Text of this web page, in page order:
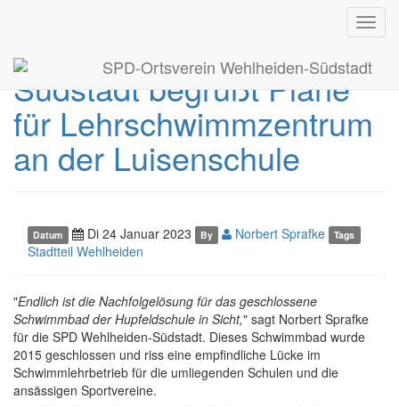
SPD-Ortsverein Wehlheiden-Südstadt
SPD Wehlheiden-
Südstadt begrüßt Pläne
für Lehrschwimmzentrum
an der Luisenschule
Datum Di 24 Januar 2023 By Norbert Sprafke Tags
Stadtteil Wehlheiden
"Endlich ist die Nachfolgelösung für das geschlossene
Schwimmbad der Hupfeldschule in Sicht," sagt Norbert Sprafke
für die SPD Wehlheiden-Südstadt. Dieses Schwimmbad wurde
2015 geschlossen und riss eine empfindliche Lücke im
Schwimmlehrbetrieb für die umliegenden Schulen und die
ansässigen Sportvereine.